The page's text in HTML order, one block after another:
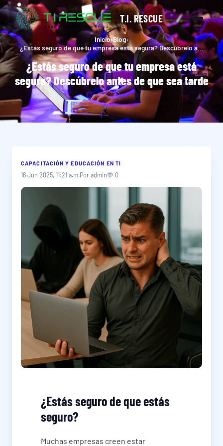
T.I. RESCUE
Inicio›Blog›
¿Estás seguro de que tu empresa está segura? Descúbrelo antes de que sea tarde
¿Estás seguro de que tu empresa está
segura? Descúbrelo antes de que sea tarde
CAPACITACIÓN Y EDUCACIÓN EN TI
16 Jun 2025, 11:21 a.m.Por admin💬 0
¿Estás seguro de que estás
seguro?
Muchas empresas creen estar